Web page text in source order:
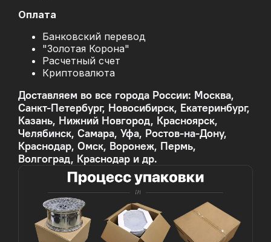
Оплата
Банковский перевод
"Золотая Корона"
Расчетный счет
Криптовалюта
Доставляем во все города России: Москва,
Санкт-Петербург, Новосибирск, Екатеринбург,
Казань, Нижний Новгород, Красноярск,
Челябинск, Самара, Уфа, Ростов-на-Дону,
Краснодар, Омск, Воронеж, Пермь,
Волгоград, Краснодар и др.